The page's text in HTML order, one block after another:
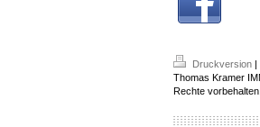
Druckversion |
Thomas Kramer
Rechte vorbehalten.